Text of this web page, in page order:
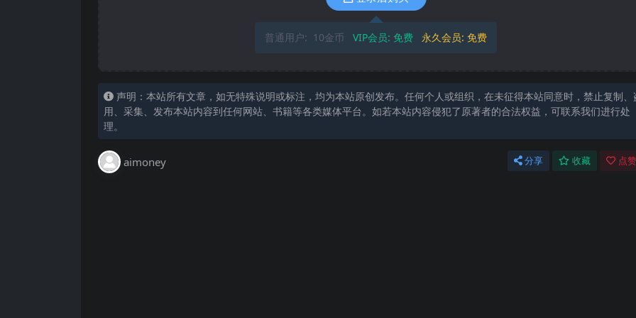
普通用户: 10金币 VIP会员: 免费 永久会员: 免费
声明：本站所有文章，如无特殊说明或标注，均为本站原创发布。任何个人或组织，在未征得本站同意时，禁止复制、
用、采集、发布本站内容到任何网站、书籍等各类媒体平台。如若本站内容侵犯了原著者的合法权益，可联系我们进行处
理。
aimoney 分享 收藏 点